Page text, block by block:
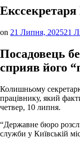
on 21 Липня, 202521
Посадовець
сприяв його
Колишньому
працівнику, який
четвер, 10 липня.
“Державне бюро
служби у Київській